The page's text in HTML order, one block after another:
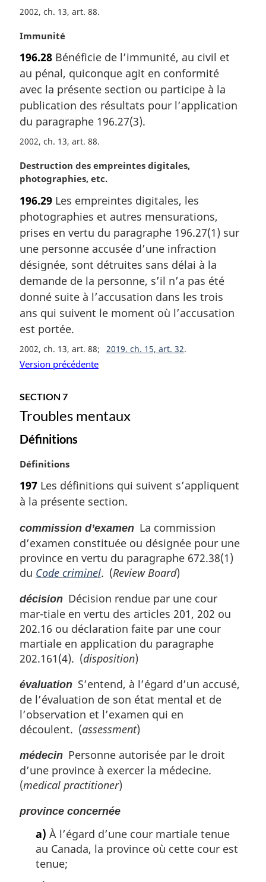
l
e
2002, ch. 13, art. 88
N
t
e
m
a
r
g
i
a
l
:
Immunité
196.28 Bénéficie de l’immunité, au civil et
au pénal, quiconque agit en conformité
avec la présente section ou participe à la
publication des résultats pour l’application
du paragraphe 196.27(3).
2002, ch. 13, art. 88
N
o
e
m
a
r
i
n
a
l
:
Destruction des empreintes digitales,
photographies, etc.
196.29 Les empreintes digitales, les
photographies et autres mensurations,
prises en vertu du paragraphe 196.27(1) sur
une personne accusée d’une infraction
désignée, sont détruites sans délai à la
demande de la personne, s’il n’a pas été
donné suite à l’accusation dans les trois
ans qui suivent le moment où l’accusation
est portée.
2002, ch. 13, art. 88 2019, ch. 15, art. 32
Version précédente
SECTION 7
Troubles mentaux
Définitions
N
t
e
a
r
g
i
a
e
:
Définitions
197 Les définitions qui suivent s’appliquent
à la présente section.
commission d’examen La commission
d’examen constituée ou désignée pour une
province en vertu du paragraphe 672.38(1)
du Code criminel. (Review Board)
décision Décision rendue par une cour
mar-tiale en vertu des articles 201, 202 ou
202.16 ou déclaration faite par une cour
martiale en application du paragraphe
202.161(4). (disposition)
évaluation S’entend, à l’égard d’un accusé,
de l’évaluation de son état mental et de
l’observation et l’examen qui en
découlent. (assessment)
médecin Personne autorisée par le droit
d’une province à exercer la médecine.
(medical practitioner)
province concernée
a) À l’égard d’une cour martiale tenue
au Canada, la province où cette cour est
tenue;